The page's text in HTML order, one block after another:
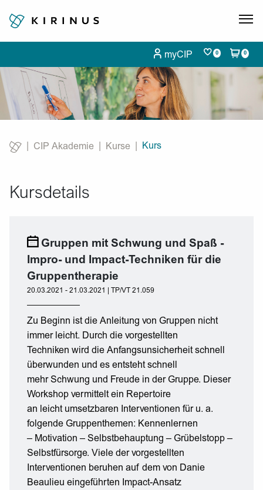
myCIP 0 0
CIP Akademie Kurse
Current:
Kurs
Kursdetails
Gruppen mit Schwung und Spaß -
Impro- und Impact-Techniken für die
Gruppentherapie
20.03.2021 - 21.03.2021 | TP/VT 21.059
Zu Beginn ist die Anleitung von Gruppen nicht
immer leicht. Durch die vorgestellten
Techniken wird die Anfangsunsicherheit schnell
überwunden und es entsteht schnell
mehr Schwung und Freude in der Gruppe. Dieser
Workshop vermittelt ein Repertoire
an leicht umsetzbaren Interventionen für u. a.
folgende Gruppenthemen: Kennenlernen
– Motivation – Selbstbehauptung – Grübelstopp –
Selbstfürsorge. Viele der vorgestellten
Interventionen beruhen auf dem von Danie
Beaulieu eingeführten Impact-Ansatz